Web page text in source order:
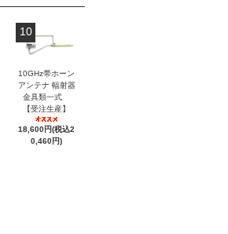
10
10GHz帯ホーン
アンテナ 輻射器
金具類一式
【受注生産】
18,600円(税込2
0,460円)